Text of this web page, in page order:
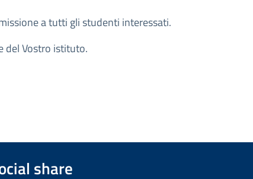
a tutti gli studenti interessati.
del Vostro istituto.
share